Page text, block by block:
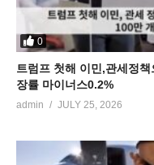
0
트럼프 첫해 이민,관세정
장률 마이너스0.2%
admin JULY 25, 2026